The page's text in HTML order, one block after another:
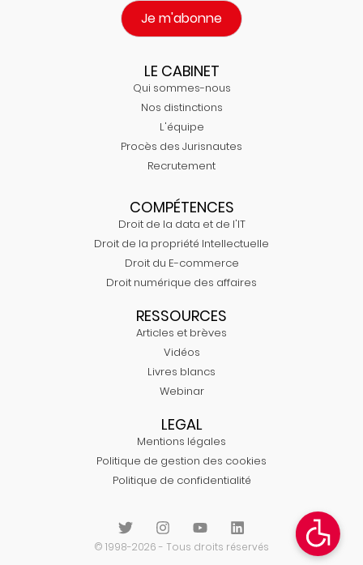
Je m'abonne
LE CABINET
Qui sommes-nous
Nos distinctions
L'équipe
Procès des Jurisnautes
Recrutement
COMPÉTENCES
Droit de la data et de l'IT
Droit de la propriété Intellectuelle
Droit du E-commerce
Droit numérique des affaires
RESSOURCES
Articles et brèves
Vidéos
Livres blancs
Webinar
LEGAL
Mentions légales
Politique de gestion des cookies
Politique de confidentialité
© 1998-2026 - Tous droits réservés